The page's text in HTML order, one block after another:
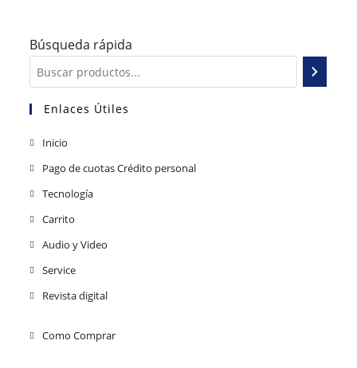
Búsqueda rápida
Enlaces Útiles
Inicio
Pago de cuotas Crédito personal
Tecnología
Carrito
Audio y Video
Service
Revista digital
Como Comprar